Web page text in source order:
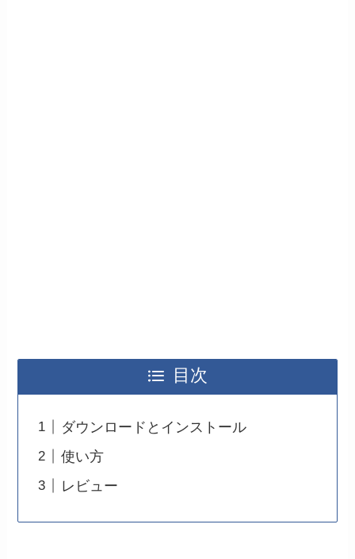
目次
ダウンロードとインストール
使い方
レビュー